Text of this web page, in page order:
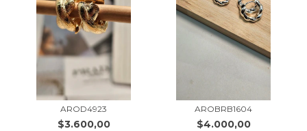
AROD4923
$3.600,00
AROBRB1604
$4.000,00